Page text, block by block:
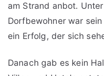
am Strand anbot.
Dorfbewohner war
ein Erfolg, der sich
Danach gab es kein